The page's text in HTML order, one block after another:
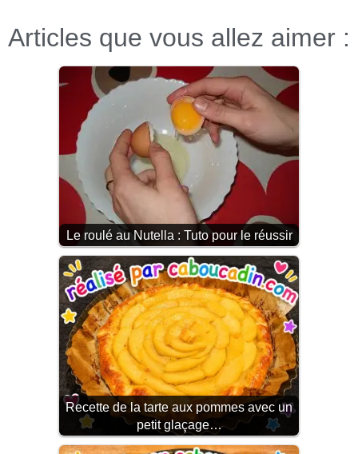
Articles que vous allez aimer :
Le roulé au Nutella : Tuto pour le réussir
Recette de la tarte aux pommes avec un
petit glaçage…